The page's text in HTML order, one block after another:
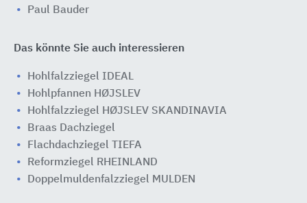
Paul Bauder
Das könnte Sie auch interessieren
Hohlfalzziegel IDEAL
Hohlpfannen HØJSLEV
Hohlfalzziegel HØJSLEV SKANDINAVIA
Braas Dachziegel
Flachdachziegel TIEFA
Reformziegel RHEINLAND
Doppelmuldenfalzziegel MULDEN